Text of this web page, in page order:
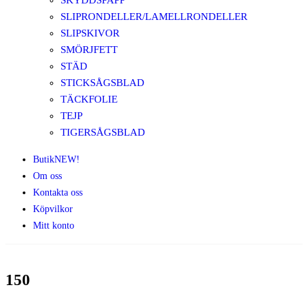
SLIPRONDELLER/LAMELLRONDELLER
SLIPSKIVOR
SMÖRJFETT
STÄD
STICKSÅGSBLAD
TÄCKFOLIE
TEJP
TIGERSÅGSBLAD
ButikNEW!
Om oss
Kontakta oss
Köpvilkor
Mitt konto
150